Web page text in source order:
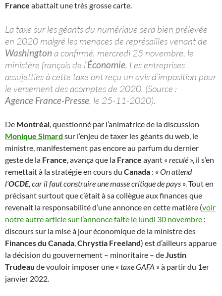
France abattait une très grosse carte.
La taxe sur les géants du numérique sera bien prélevée
en 2020 malgré les menaces de représailles venant de
Washington a confirmé, mercredi 25 novembre, le
ministère français de l’Économie. Les entreprises
assujetties à cette taxe ont reçu un avis d’imposition pour
le versement des acomptes de 2020. (Source :
Agence France-Presse, le 25-11-2020).
De Montréal, questionné par l’animatrice de la discussion
Monique Simard sur l’enjeu de taxer les géants du web, le
ministre, manifestement pas encore au parfum du dernier
geste de la France, avança que la France ayant « reculé », il s’en
remettait à la stratégie en cours du Canada : « On attend
l’OCDE, car il faut construire une masse critique de pays ». Tout en
précisant surtout que c’était à sa collègue aux finances que
revenait la responsabilité d’une annonce en cette matière (voir
notre autre article sur l’annonce faite le lundi 30 novembre :
discours sur la mise à jour économique de la ministre des
Finances du Canada,Chrystia Freeland) est d’ailleurs apparue
la décision du gouvernement – minoritaire – deJustin
Trudeau de vouloir imposer une « taxe GAFA » à partir du 1er
janvier 2022.